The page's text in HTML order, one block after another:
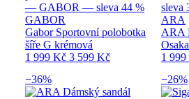
GABOR
Gabor Sportovní polobotka
šíře G krémová
1 999 Kč 3 599 Kč
ARA
ARA
1
−36%
−26%